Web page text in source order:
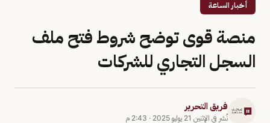
أخبار الساعة
منصة قوى توضح شروط فتح ملف
السجل التجاري للشركات
فريق التحرير
نُشر في الإثنين 21 يوليو 2025 · 2:43 م